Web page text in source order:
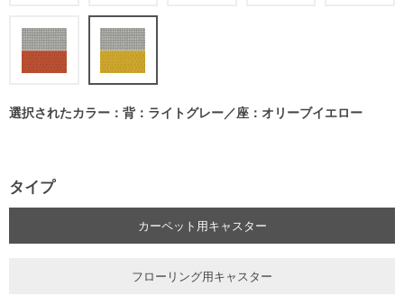
選択されたカラー：背：ライトグレー／座：オリーブイエロー
タイプ
カーペット用キャスター
フローリング用キャスター